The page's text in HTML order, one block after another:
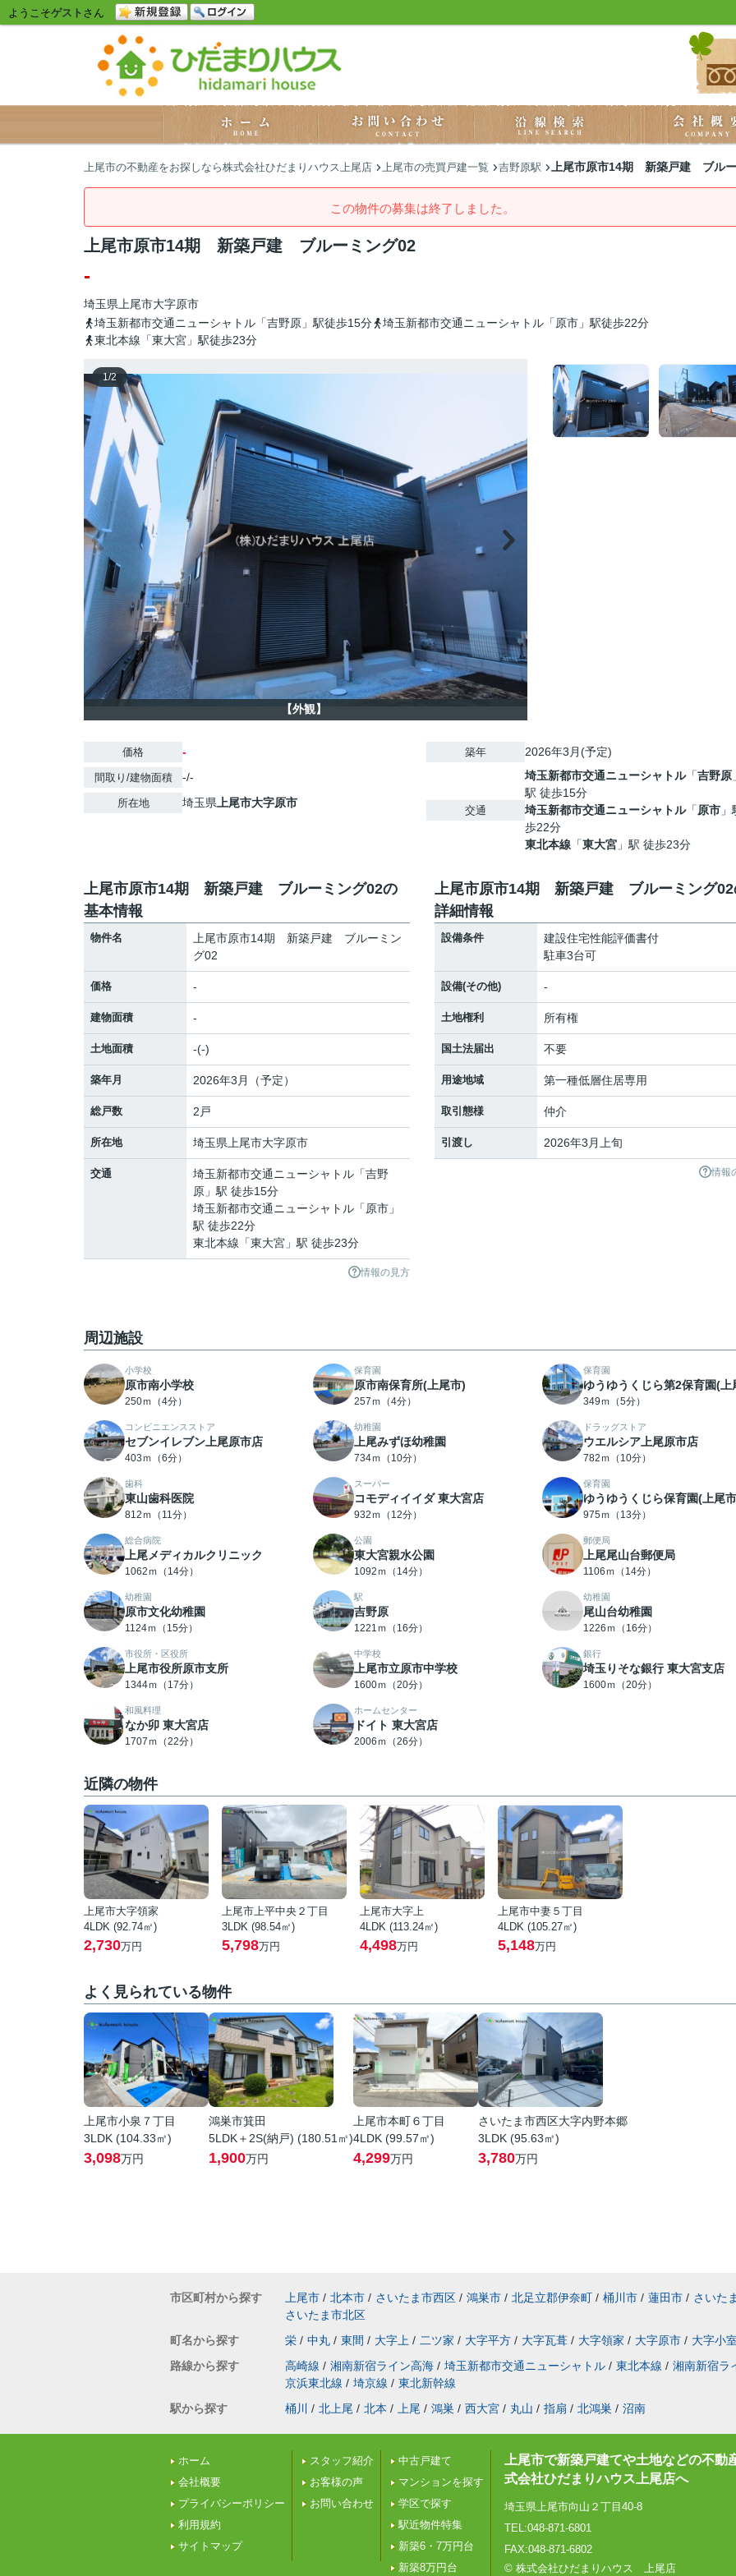
ようこそゲスト さん
上尾市の不動産をお探しなら株式会社ひだまりハウス上尾店 上尾市の売買戸建一覧 吉野原駅 上尾市原市14期 新築戸建 ブル
この物件の募集は終了しました。
上尾市原市14期 新築戸建 ブルーミング02
-
埼玉県 上尾市大字原市
埼玉新都市交通ニューシャトル「吉野原」駅徒歩15分
埼玉新都市交通ニューシャトル「原市」駅徒歩22分
東北本線「東大宮」駅徒歩23分
1/2
【外観】
価格 -
間取り/建物面積 -/-
所在地 埼玉県 上尾市大字原市
築年 2026年3月(予定)
交通
埼玉新都市交通ニューシャトル「吉野原
駅 徒歩15分
埼玉新都市交通ニューシャトル「原市
歩22分
東北本線 「東大宮 」駅 徒歩23分
上尾市原市14期 新築戸建 ブルーミング02の
基本情報
物件名
上尾市原市14期 新築戸建 ブルーミン
グ02
価格 -
建物面積 -
土地面積 -(-)
築年月 2026年3月（予定）
総戸数 2戸
所在地 埼玉県 上尾市大字原市
交通 埼玉新都市交通ニューシャトル 「吉野
原 」駅 徒歩15分
埼玉新都市交通ニューシャトル 「 原市 」
駅 徒歩22分
東北本線 「東大宮 」駅 徒歩23分
情報の見方
上尾市原市14期 新築戸建 ブルーミング02
詳細情報
設備条件
建設住宅性能評価書付
駐車3台可
設備(その他) -
土地権利 所有権
国土法届出 不要
用途地域 第一種低層住居専用
取引態様 仲介
引渡し 2026年3月上旬
情報
周辺施設
小学校
原市南小学校
250ｍ（4分）
保育園
原市南保育所(上尾市)
257ｍ（4分）
保育園
ゆうゆうくじら第2保育園(上
349ｍ（5分）
コンビニエンスストア
セブンイレブン上尾原市店
403ｍ（6分）
幼稚園
上尾みずほ幼稚園
734ｍ（10分）
ドラッグストア
ウエルシア上尾原市店
782ｍ（10分）
歯科
東山歯科医院
812ｍ（11分）
スーパー
コモディイイダ 東大宮店
932ｍ（12分）
保育園
ゆうゆうくじら保育園(上尾
975ｍ（13分）
総合病院
上尾メディカルクリニック
1062ｍ（14分）
公園
東大宮親水公園
1092ｍ（14分）
郵便局
上尾尾山台郵便局
1106ｍ（14分）
幼稚園
原市文化幼稚園
1124ｍ（15分）
駅
吉野原
1221ｍ（16分）
幼稚園
尾山台幼稚園
1226ｍ（16分）
市役所・区役所
上尾市役所原市支所
1344ｍ（17分）
中学校
上尾市立原市中学校
1600ｍ（20分）
銀行
埼玉りそな銀行 東大宮支店
1600ｍ（20分）
和風料理
なか卯 東大宮店
1707ｍ（22分）
ホームセンター
ドイト 東大宮店
2006ｍ（26分）
近隣の物件
上尾市大字領家
4LDK (92.74㎡)
2,730万円
上尾市上平中央２丁目
3LDK (98.54㎡)
5,798万円
上尾市大字上
4LDK (113.24㎡)
4,498万円
上尾市中妻５丁目
4LDK (105.27㎡)
5,148万円
よく見られている物件
上尾市小泉７丁目
3LDK (104.33㎡)
3,098万円
鴻巣市箕田
5LDK＋2S(納戸) (180.51㎡)
1,900万円
上尾市本町６丁目
4LDK (99.57㎡)
4,299万円
さいたま市西区大字内野本郷
3LDK (95.63㎡)
3,780万円
市区町村から探す 上尾市 / 北本市 / さいたま市西区 / 鴻巣市 / 北足立郡伊奈町 / 桶川市 / 蓮田市 / さいた
さいたま市北区
町名から探す
栄 / 中丸 / 東間 / 大字上 / 二ツ家 / 大字平方 / 大字瓦葺 / 大字領家 / 大字原市 / 大字小
路線から探す
高崎線 / 湘南新宿ライン高海 / 埼玉新都市交通ニューシャトル / 東北本線 / 湘南新宿ラ
京浜東北線 / 埼京線 / 東北新幹線
駅から探す
桶川 / 北上尾 / 北本 / 上尾 / 鴻巣 / 西大宮 / 丸山 / 指扇 / 北鴻巣 / 沼南
ホーム
会社概要
プライバシーポリシー
利用規約
サイトマップ
スタッフ紹介
お客様の声
お問い合わせ
中古戸建て
マンションを探す
学区で探す
駅近物件特集
新築6・7万円台
新築8万円台
上尾市で新築戸建てや土地などの不動
式会社ひだまりハウス上尾店へ
埼玉県上尾市向山２丁目40-8
TEL:048-871-6801
FAX:048-871-6802
© 株式会社ひだまりハウス 上尾店